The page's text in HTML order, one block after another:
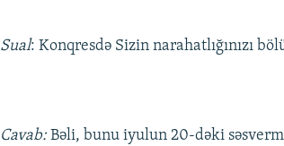
Sual: Konqresdə Sizin narahatlığınızı
Cavab:Bəli, bunu iyulun 20-dəki